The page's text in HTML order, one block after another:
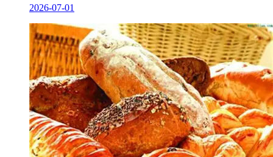
2026-07-01